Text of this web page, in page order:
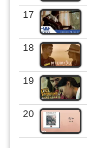
17
18
19
20